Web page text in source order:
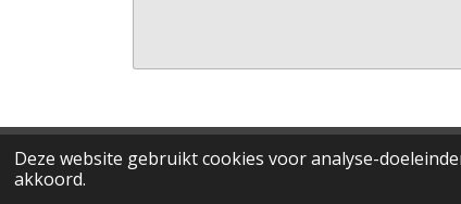
Deze website gebruikt cookies voor analyse-
akkoord.
© 2023 - 2026 Op-stap-met-Wim-gps-routes